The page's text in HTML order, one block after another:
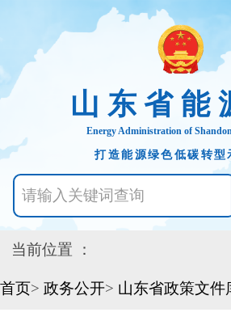
山东省能
Energy Administration of
打造能源绿色低碳转型
当前位置 ：
首页> 政务公开> 山东省政策文件